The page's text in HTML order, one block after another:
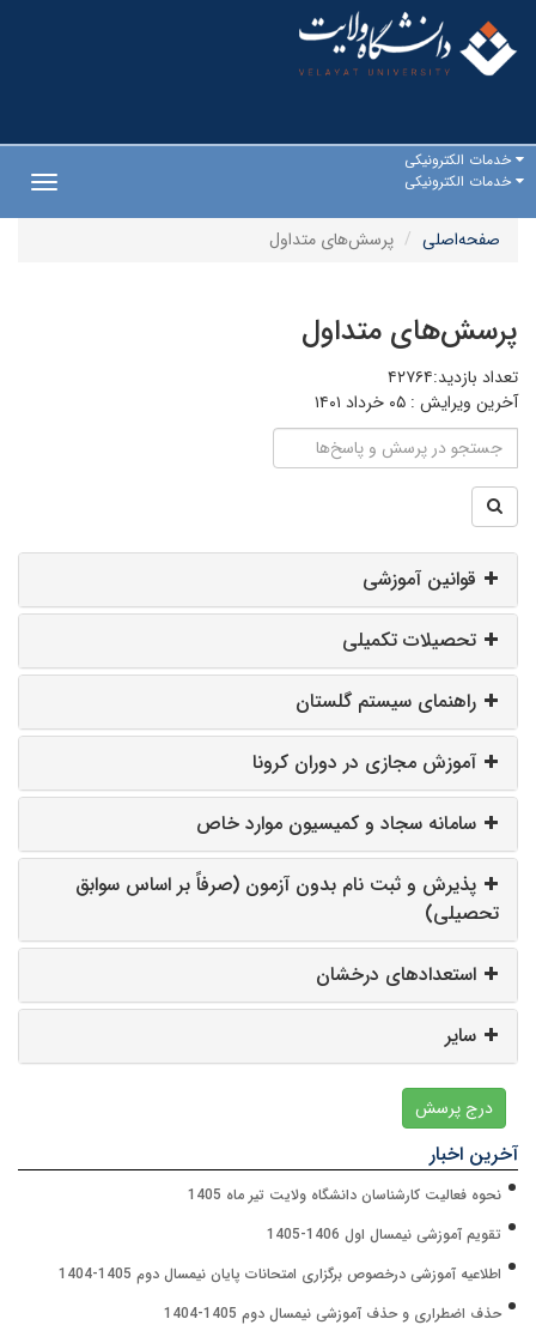
خدمات الکترونیکی
خدمات الکترونیکی
صفحه‌اصلی
پرسش‌های متداول
پرسش‌های متداول
تعداد بازدید:۴۲۷۶۴
آخرین ویرایش : ۰۵ خرداد ۱۴۰۱
قوانین آموزشی
تحصیلات تکمیلی
راهنمای سیستم گلستان
آموزش مجازی در دوران کرونا
سامانه سجاد و کمیسیون موارد خاص
پذیرش و ثبت نام بدون آزمون (صرفاً بر اساس سوابق
تحصیلی)
استعدادهای درخشان
سایر
درج پرسش
آخرین اخبار
نحوه فعالیت کارشناسان دانشگاه ولایت تیر ماه 1405
تقویم آموزشی نیمسال اول 1406-1405
اطلاعیه آموزشی درخصوص برگزاری امتحانات پایان نیمسال دوم 1405-1404
حذف اضطراری و حذف آموزشی نیمسال دوم 1405-1404